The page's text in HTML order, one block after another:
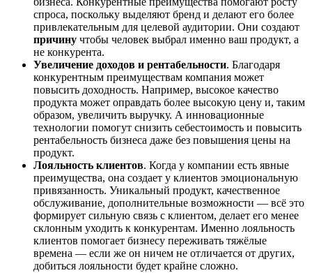
спроса, поскольку выделяют бренд и делают его более
привлекательным для целевой аудитории. Они создают
причину чтобы человек выбрал именно ваш продукт, а
не конкурента.
Увеличение доходов и рентабельности. Благодаря
конкурентным преимуществам компания может
повысить доходность. Например, высокое качество
продукта может оправдать более высокую цену и, таким
образом, увеличить выручку. А инновационные
технологии помогут снизить себестоимость и повысить
рентабельность бизнеса даже без повышения цены на
продукт.
Лояльность клиентов. Когда у компании есть явные
преимущества, она создает у клиентов эмоциональную
привязанность. Уникальный продукт, качественное
обслуживание, дополнительные возможности — всё это
формирует сильную связь с клиентом, делает его менее
склонным уходить к конкурентам. Именно лояльность
клиентов помогает бизнесу переживать тяжёлые
времена — если же он ничем не отличается от других,
добиться лояльности будет крайне сложно.